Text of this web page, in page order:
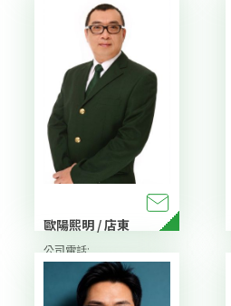
歐陽熙明 / 店東
公司電話:
02-25031683